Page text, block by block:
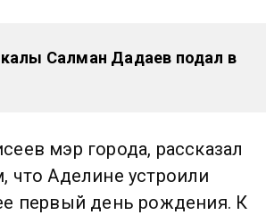
Салман Дадаев подал в
мэр города, рассказал
что Аделине устроили
первый день рождения. К